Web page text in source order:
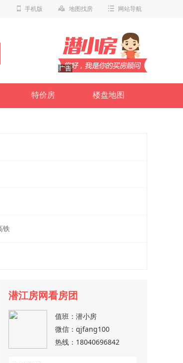
手机版 地图找房 网站导航
特价房 楼盘地图
铁
潜江房网看房团
值班： 潜小房
微信： qjfang100
热线： 18040696842